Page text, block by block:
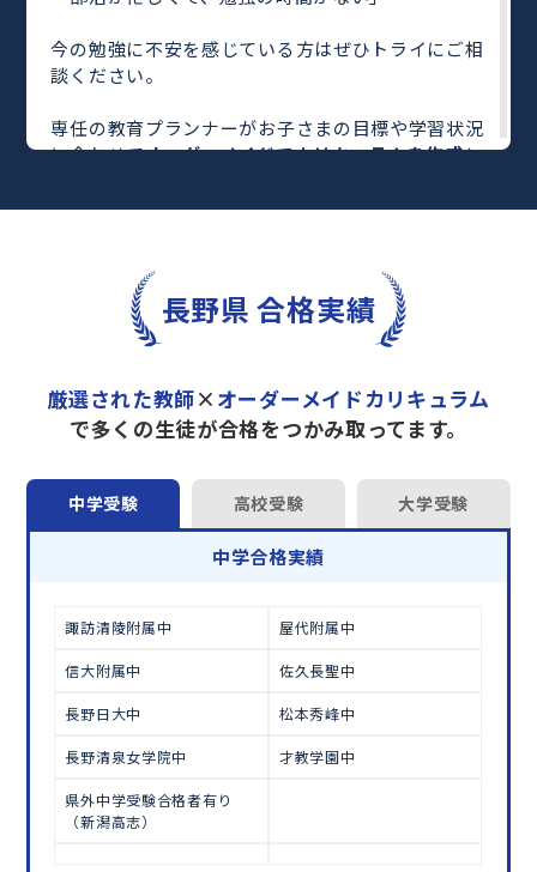
今の勉強に不安を感じている方はぜひトライにご相
談ください。
専任の教育プランナーがお子さまの目標や学習状況
に合わせてオーダーメイドでカリキュラムを作成し
完全マンツーマンで自分に合った教師がわかるまで
さらに、単元別の学習の理解度がわかる「AI学習診
や授業内容や授業以外の勉強をナビゲートする
「DAILY TRY」
など、豊富な学習コンテンツが
トライで一緒に“自己最高得点”を目指しません
か？
オンラインでの学習面談も承っております。
学習相談のお申し込みはこちら
長野県 合格実績
厳選された教師× オーダーメイドカリキュラム
で多くの生徒が合格をつかみ取ってます。
中学受験 高校受験 大学受験
中学合格実績
諏訪清陵附属中 屋代附属中
信大附属中 佐久長聖中
長野日大中 松本秀峰中
長野清泉女学院中 才教学園中
県外中学受験合格者有り
（新潟高志）